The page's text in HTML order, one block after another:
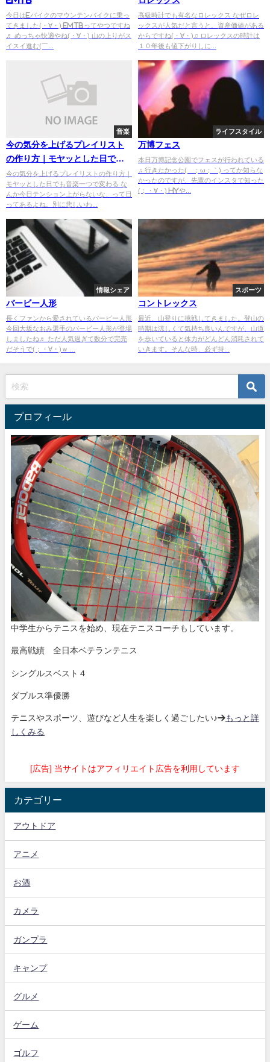
今日はeバイクのマウンテンバイクに乗っ
てきました(・∀・) EMTBってやつですね
♬ めっちゃ快適やね(・∀・) 山の上りがス
イスイ進む(￣...
高級時計でも有名なロレックス なぜロレ
ックスが人気だと言うと、資産価値がある
からですね(・∀・)♫ ロレックスの時計は
１０年後も値下がりしに...
音楽
今の気分を上げるプレイリスト
の作り方｜モヤッとした日でも
音楽一つで変わる
今の気分を上げるプレイリストの作り方｜
モヤッとした日でも音楽一つで変わる な
んか今日テンション上がらないな、って日
ってあるよね。別に悲しいわ...
ライフスタイル
万博フェス
本日万博記念公園でフェスが行われている
♫ 行きたかった(´；ω；｀) ってか知らな
かったのですが、先輩のインスタで知った
(；・∀・) HYや...
情報シェア
バービー人形
長くファンから愛されているバービー人形
今回大坂なおみ選手のバービー人形が登場
しましたね♬ ただ人気過ぎて数分で完売
だそうで(；・∀・)ｗ ...
スポーツ
コントレックス
最近、山登りに挑戦してきました。登山の
時期は涼しくて気持ち良いんですが、山道
を歩いていると体力がどんどん消耗されて
いきます。そんな時、必ず持...
プロフィール
中学生からテニスを始め、現在テニスコーチもしています。
最高戦績 全日本ベテランテニス
シングルスベスト４
ダブルス準優勝
テニスやスポーツ、遊びなど人生を楽しく過ごしたい♪→もっと詳
しくみる
[広告] 当サイトはアフィリエイト広告を利用しています
カテゴリー
アウトドア
アニメ
お酒
カメラ
ガンプラ
キャンプ
グルメ
ゲーム
ゴルフ